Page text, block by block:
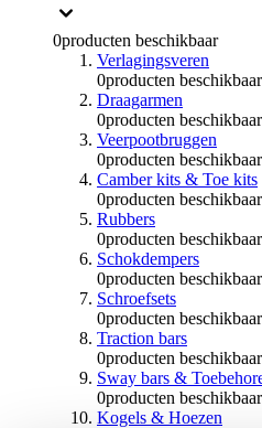
0producten beschikbaar
Verlagingsveren
0producten beschikbaar
Draagarmen
0producten beschikbaar
Veerpootbruggen
0producten beschikbaar
Camber kits & Toe kits
0producten beschikbaar
Rubbers
0producten beschikbaar
Schokdempers
0producten beschikbaar
Schroefsets
0producten beschikbaar
Traction bars
0producten beschikbaar
Sway bars &
0producten beschikbaar
Kogels & Hoezen